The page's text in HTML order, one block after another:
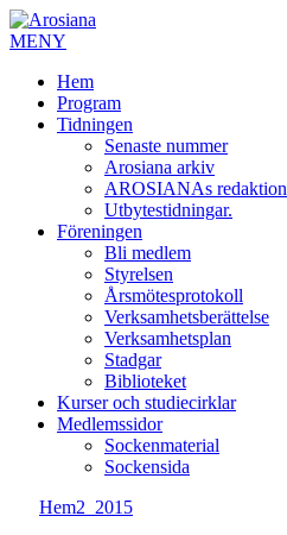
MENY
Hem
Program
Tidningen
Senaste nummer
Arosiana arkiv
AROSIANAs redaktion
Utbytestidningar.
Föreningen
Bli medlem
Styrelsen
Årsmötesprotokoll
Verksamhetsberättelse
Verksamhetsplan
Stadgar
Biblioteket
Kurser och studiecirklar
Medlemssidor
Sockenmaterial
Sockensida
Hem2_2015